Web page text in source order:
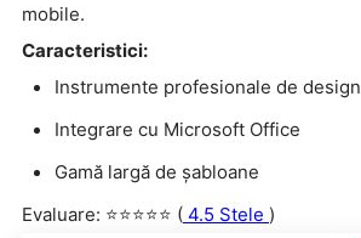
mobile.
Caracteristici:
Instrumente profesionale de design
Integrare cu Microsoft Office
Gamă largă de șabloane
Evaluare: ⭐⭐⭐⭐⭐ ( 4.5 Stele )